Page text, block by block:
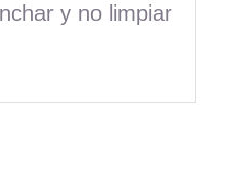
y no limpiar